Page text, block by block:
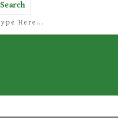
Search